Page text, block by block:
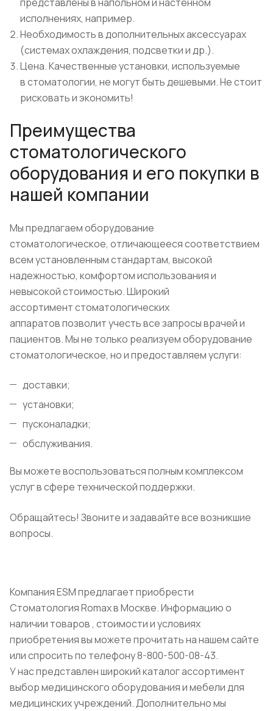
исполнениях, например.
Необходимость в дополнительных аксессуарах
(системах охлаждения, подсветки и др.).
Цена. Качественные установки, используемые
в стоматологии, не могут быть дешевыми. Не стоит
рисковать и экономить!
Преимущества
стоматологического
оборудования и его покупки в
нашей компании
Мы предлагаем оборудование
стоматологическое, отличающееся соответствием
всем установленным стандартам, высокой
надежностью, комфортом использования и
невысокой стоимостью. Широкий
ассортимент стоматологических
аппаратов позволит учесть все запросы врачей и
пациентов. Мы не только реализуем оборудование
стоматологическое, но и предоставляем услуги:
доставки;
установки;
пусконаладки;
обслуживания.
Вы можете воспользоваться полным комплексом
услуг в сфере технической поддержки.
Обращайтесь! Звоните и задавайте все возникшие
вопросы.
Компания ESM предлагает приобрести
Стоматология Romax в Москве. Информацию о
наличии товаров , стоимости и условиях
приобретения вы можете прочитать на нашем сайте
или спросить по телефону 8-800-500-08-43.
У нас представлен широкий каталог ассортимент
выбор медицинского оборудования и мебели для
медицинских учреждений. Дополнительно мы